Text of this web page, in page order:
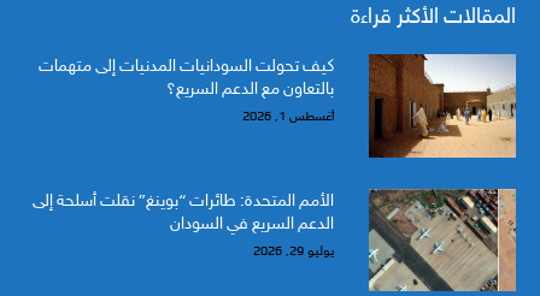
المقالات الأكثر قراءة
كيف تحولت السودانيات المدنيات إلى متهمات
بالتعاون مع الدعم السريع؟
أغسطس 1, 2026
الأمم المتحدة: طائرات “بوينغ” نقلت أسلحة إلى
الدعم السريع في السودان
يوليو 29, 2026